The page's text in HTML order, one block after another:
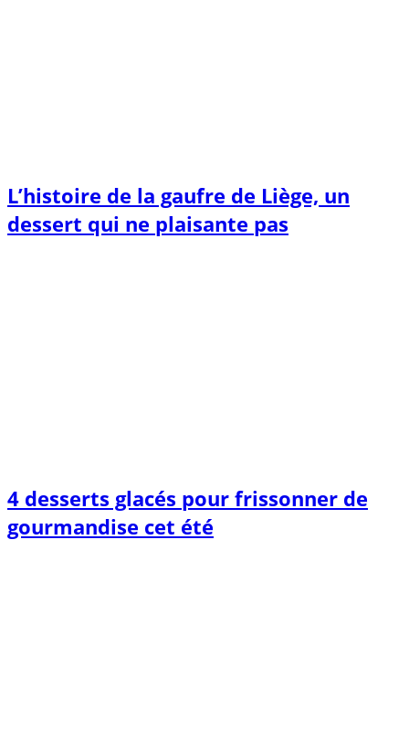
L’histoire de la gaufre de Liège, un
dessert qui ne plaisante pas
4 desserts glacés pour frissonner de
gourmandise cet été